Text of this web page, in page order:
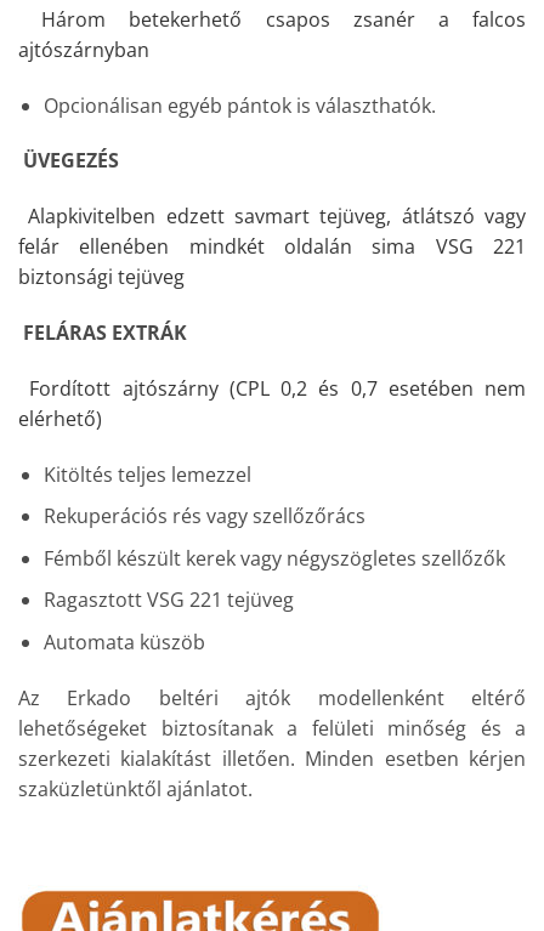
Három betekerhető csapos zsanér a falcos
ajtószárnyban
Opcionálisan egyéb pántok is választhatók.
ÜVEGEZÉS
Alapkivitelben edzett savmart tejüveg, átlátszó vagy
felár ellenében mindkét oldalán sima VSG 221
biztonsági tejüveg
FELÁRAS EXTRÁK
Fordított ajtószárny (CPL 0,2 és 0,7 esetében nem
elérhető)
Kitöltés teljes lemezzel
Rekuperációs rés vagy szellőzőrács
Fémből készült kerek vagy négyszögletes szellőzők
Ragasztott VSG 221 tejüveg
Automata küszöb
Az Erkado beltéri ajtók modellenként eltérő
lehetőségeket biztosítanak a felületi minőség és a
szerkezeti kialakítást illetően. Minden esetben kérjen
szaküzletünktől ajánlatot.